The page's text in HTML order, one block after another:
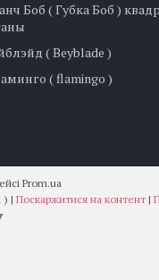
Боб ( Губка Боб )
( Beyblade )
( flamingo )
Prom.ua
" Оригінальні подарунки " Інтернет - магазин ( оригинальныеподарки.com ) | Поскаржитися на контент |